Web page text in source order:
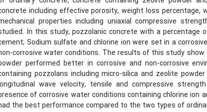
including effective porosity, weight loss percentage,
properties including uniaxial compressive
In this study, pozzolanic concrete with a percentage
Sodium sulfate and chlorine ion were set in a
corrosive water conditions. The results of this study
performed better in corrosive and non-corrosive
pozzolans including micro-silica and zeolite
wave velocity, tensile and compressive
of corrosive water conditions containing chlorine
the best performance compared to the two types of